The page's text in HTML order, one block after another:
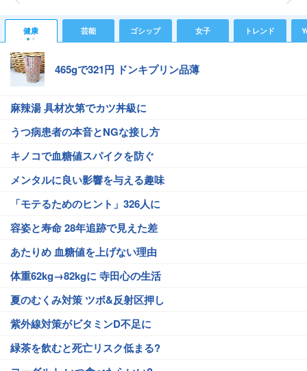
健康 芸能 ゴシップ 女子 トレンド
465gで321円 ドンキプリン品薄
麻辣湯 具材次第でカツ丼級に
うつ病患者の本音とNGな接し方
キノコで血糖値スパイクを防ぐ
メンタルに良い影響を与える趣味
「モテるためのヒント」326人に
容姿と寿命 28年追跡で見えた差
あたりめ 血糖値を上げない理由
体重62kg→82kgに 寺田心の生活
夏のむくみ対策 ツボ&反射区押し
紫外線対策がビタミンD不足に
緑茶を飲むと死亡リスク低まる?